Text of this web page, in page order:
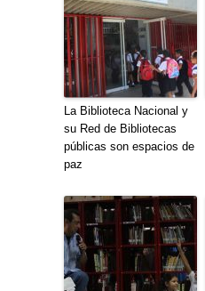
La Biblioteca Nacional y
su Red de Bibliotecas
públicas son espacios de
paz